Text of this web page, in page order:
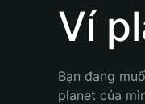
Bahasa Indonesia
Ví
Bạn đang
planet của